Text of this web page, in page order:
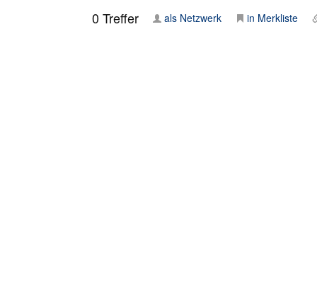
0Treffer als Netzwerk in Merkliste